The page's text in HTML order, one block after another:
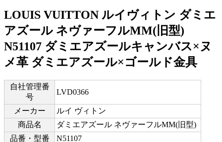
LOUIS VUITTON ルイヴィトン ダミエ
アズール ネヴァーフルMM(旧型)
N51107 ダミエアズールキャンバス×ヌ
メ革 ダミエアズール×ゴールド金具
自社管理番
号
LVD0366
メーカー
ルイ ヴィトン
商品名
ダミエアズール ネヴァーフルMM(旧型)
品番・型番
N51107